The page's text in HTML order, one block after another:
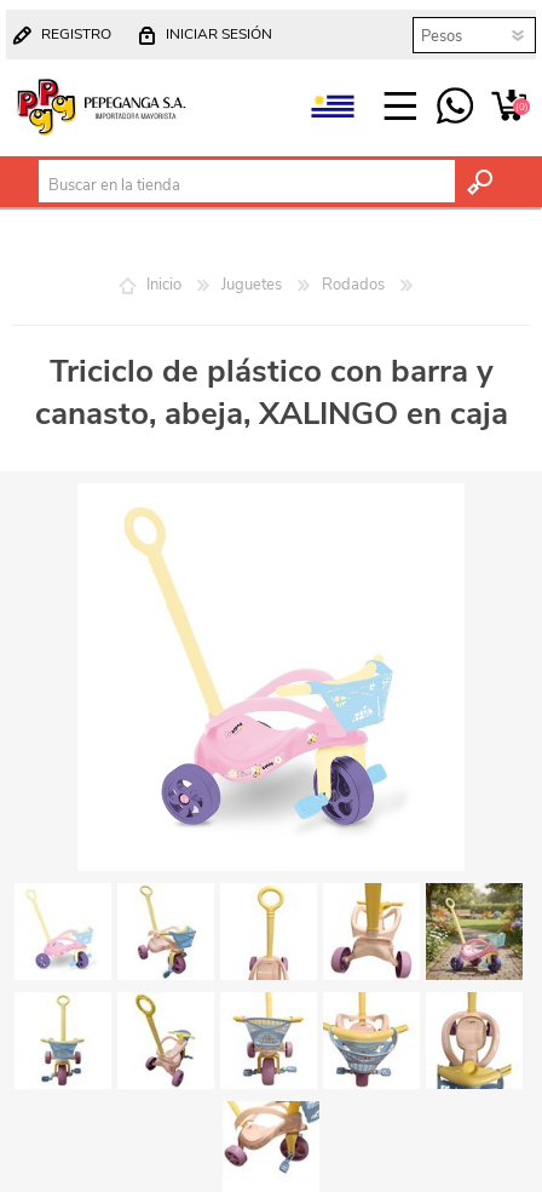
REGISTRO INICIAR SESIÓN
(0)
Inicio Juguetes Rodados
Triciclo de plástico con barra y
canasto, abeja, XALINGO en caja